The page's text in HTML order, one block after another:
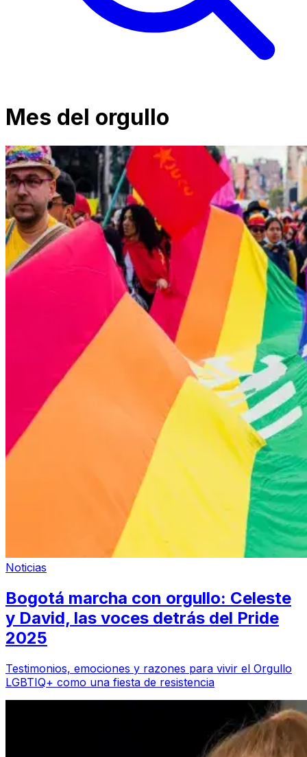
Mes del orgullo
Noticias
Bogotá marcha con orgullo: Celeste
y David, las voces detrás del Pride
2025
Testimonios, emociones y razones para vivir el Orgullo
LGBTIQ+ como una fiesta de resistencia